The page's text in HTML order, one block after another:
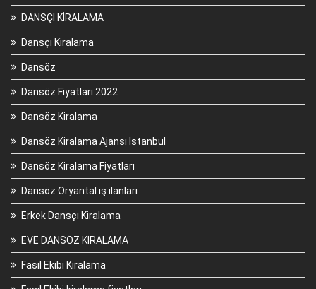
DANSÇI KİRALAMA
Dansçı Kiralama
Dansöz
Dansöz Fiyatları 2022
Dansöz Kiralama
Dansöz Kiralama Ajansı İstanbul
Dansöz Kiralama Fiyatları
Dansöz Oryantal iş ilanları
Erkek Dansçı Kiralama
EVE DANSÖZ KİRALAMA
Fasıl Ekibi Kiralama